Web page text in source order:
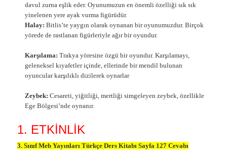
davul zurna eşlik eder. Oyunumuzun en önemli özelliği sık sık
yinelenen yere ayak vurma figürüdür.
Halay: Bitlis’te yaygın olarak oynanan bir oyunumuzdur. Birçok
yörede de rastlanan figürleriyle ağır bir oyundur.
Karşılama: Trakya yöresine özgü bir oyundur. Karşılamayı,
geleneksel kıyafetler içinde, ellerinde bir mendil bulunan
oyuncular karşılıklı dizilerek oynarlar
Zeybek: Cesareti, yiğitliği, mertliği simgeleyen zeybek, özellikle
Ege Bölgesi’nde oynanır.
1. ETKİNLİK
3. Sınıf Meb Yayınları Türkçe Ders Kitabı Sayfa 127 Cevabı